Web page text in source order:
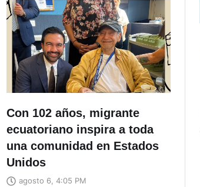
Con 102 años, migrante
ecuatoriano inspira a toda
una comunidad en Estados
Unidos
agosto 6, 4:05 PM